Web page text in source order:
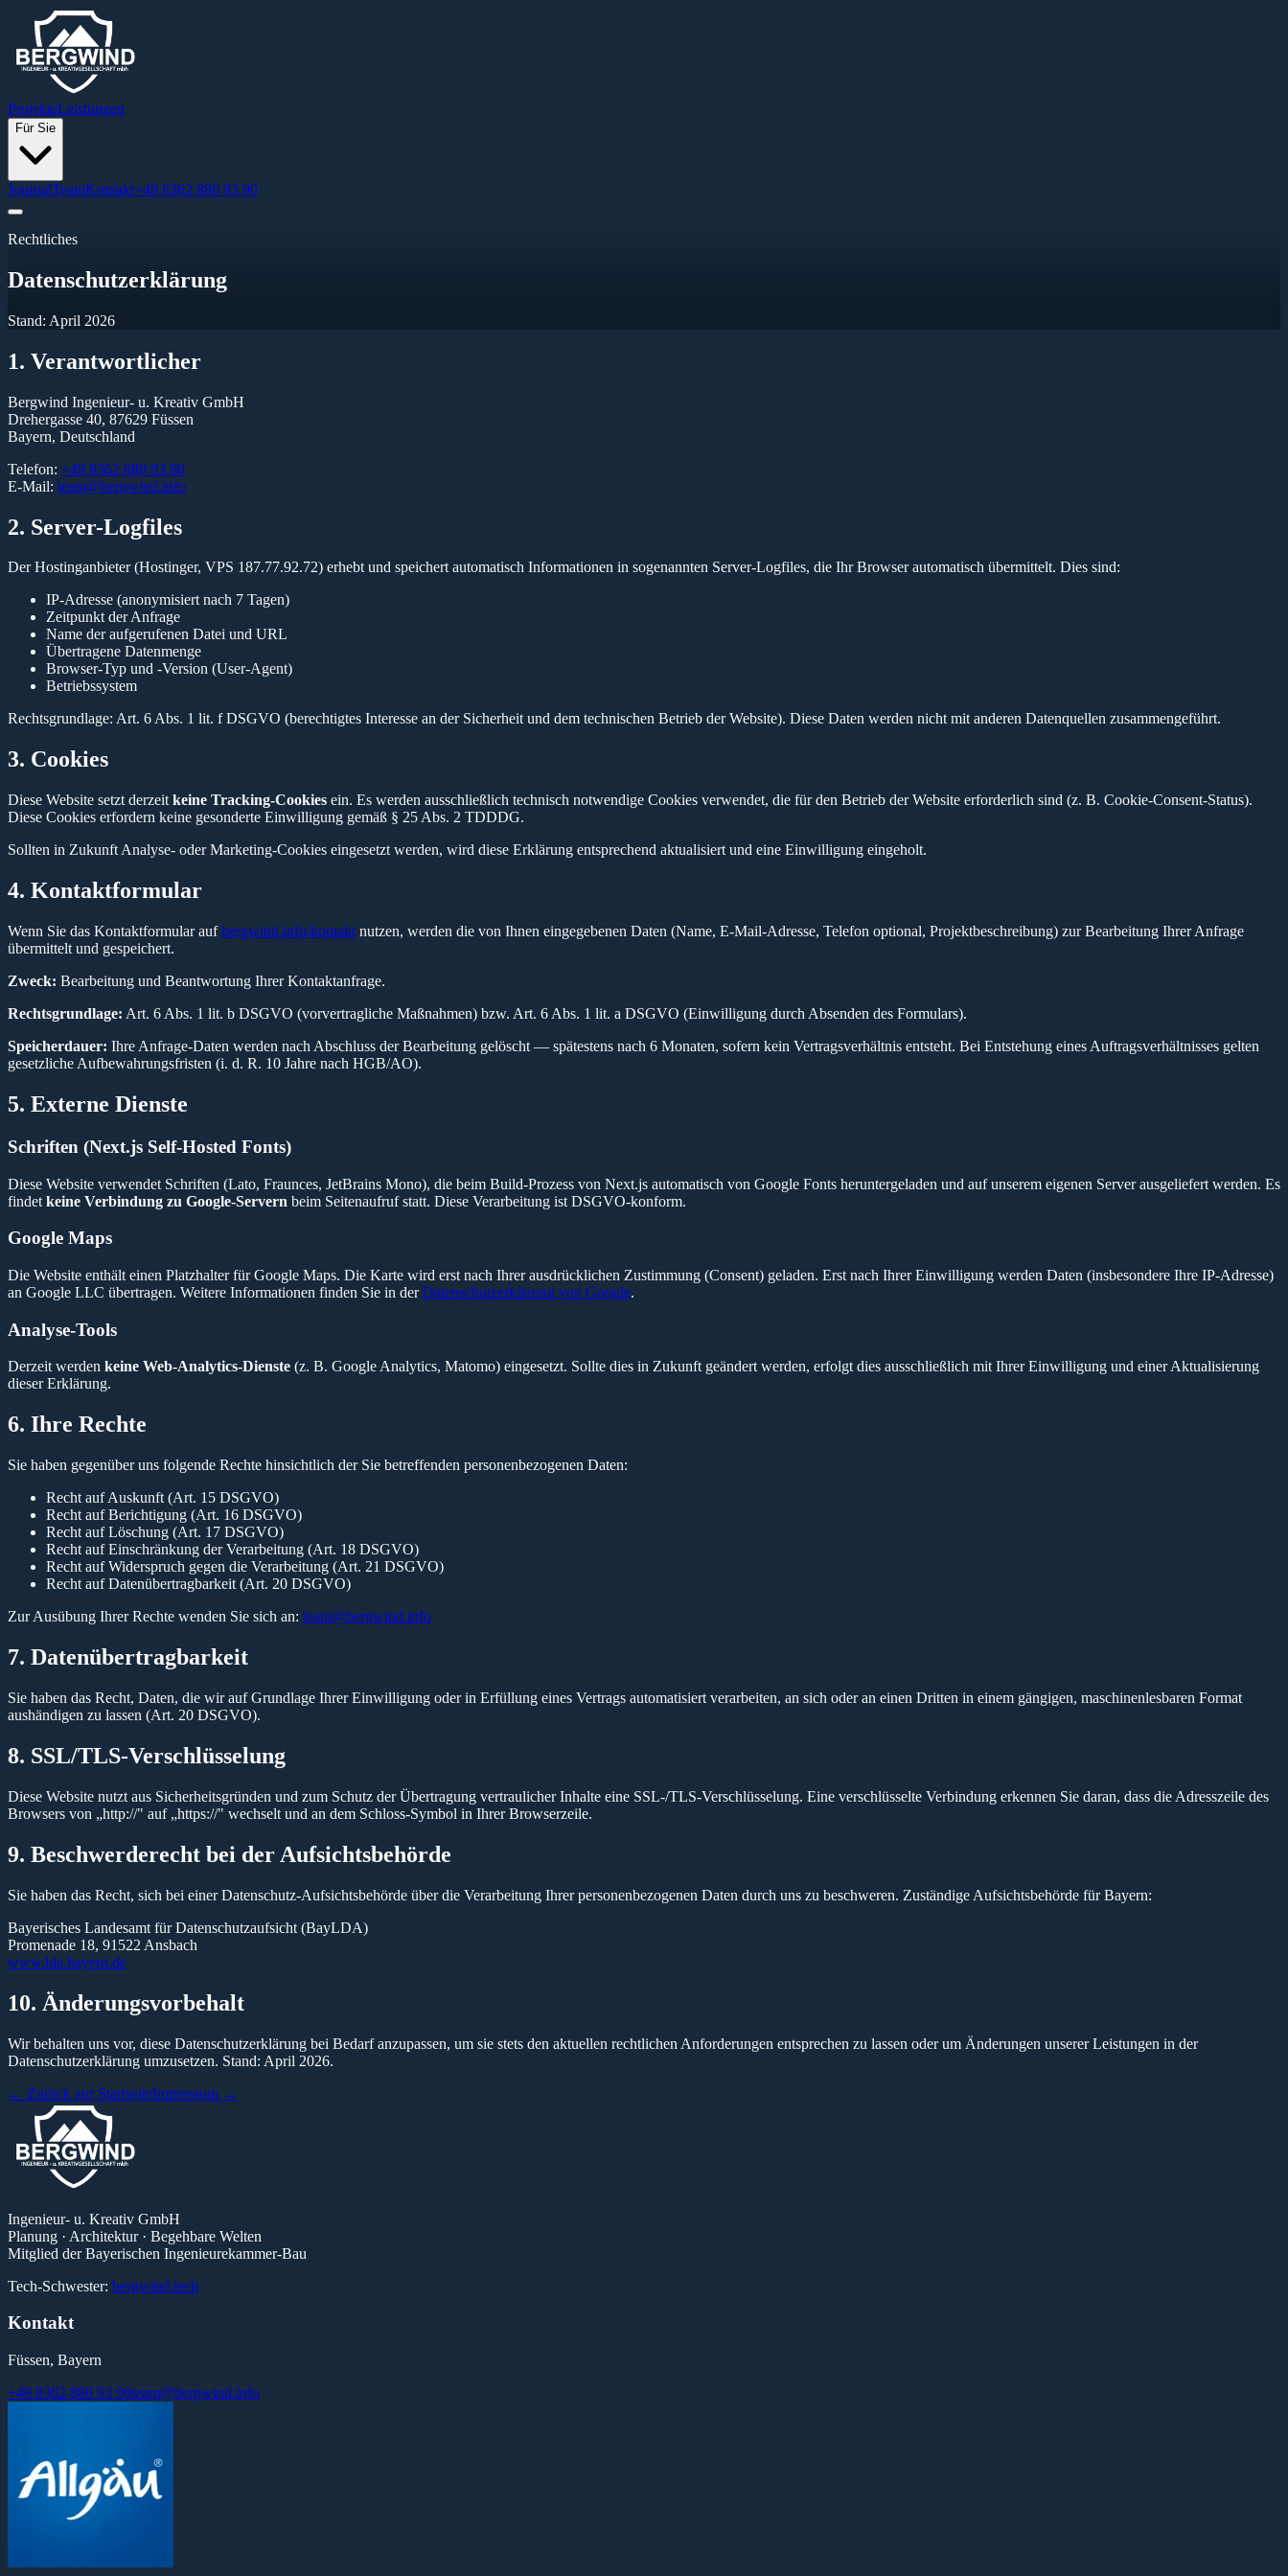
ProjekteLeistungen
Für Sie
JournalTeamKontakt+49 8362 880 93 90
Rechtliches
Datenschutzerklärung
Stand: April 2026
1. Verantwortlicher
Bergwind Ingenieur- u. Kreativ GmbH
Drehergasse 40, 87629 Füssen
Bayern, Deutschland
Telefon: +49 8362 880 93 90
E-Mail: team@bergwind.info
2. Server-Logfiles
Der Hostinganbieter (Hostinger, VPS 187.77.92.72) erhebt und speichert automatisch Informationen in sogenannten Server-Logfiles, die Ihr Browser automatisch übermittelt. Dies sind:
IP-Adresse (anonymisiert nach 7 Tagen)
Zeitpunkt der Anfrage
Name der aufgerufenen Datei und URL
Übertragene Datenmenge
Browser-Typ und -Version (User-Agent)
Betriebssystem
Rechtsgrundlage: Art. 6 Abs. 1 lit. f DSGVO (berechtigtes Interesse an der Sicherheit und dem technischen Betrieb der Website). Diese Daten werden nicht mit anderen Datenquellen zusammengeführt.
3. Cookies
Diese Website setzt derzeit keine Tracking-Cookies ein. Es werden ausschließlich technisch notwendige Cookies verwendet, die für den Betrieb der Website erforderlich sind (z. B. Cookie-Consent-Status).
Diese Cookies erfordern keine gesonderte Einwilligung gemäß § 25 Abs. 2 TDDDG.
Sollten in Zukunft Analyse- oder Marketing-Cookies eingesetzt werden, wird diese Erklärung entsprechend aktualisiert und eine Einwilligung eingeholt.
4. Kontaktformular
Wenn Sie das Kontaktformular auf bergwind.info/kontakt nutzen, werden die von Ihnen eingegebenen Daten (Name, E-Mail-Adresse, Telefon optional, Projektbeschreibung) zur Bearbeitung Ihrer Anfrage
übermittelt und gespeichert.
Zweck: Bearbeitung und Beantwortung Ihrer Kontaktanfrage.
Rechtsgrundlage: Art. 6 Abs. 1 lit. b DSGVO (vorvertragliche Maßnahmen) bzw. Art. 6 Abs. 1 lit. a DSGVO (Einwilligung durch Absenden des Formulars).
Speicherdauer: Ihre Anfrage-Daten werden nach Abschluss der Bearbeitung gelöscht — spätestens nach 6 Monaten, sofern kein Vertragsverhältnis entsteht. Bei Entstehung eines Auftragsverhältnisses gelten
gesetzliche Aufbewahrungsfristen (i. d. R. 10 Jahre nach HGB/AO).
5. Externe Dienste
Schriften (Next.js Self-Hosted Fonts)
Diese Website verwendet Schriften (Lato, Fraunces, JetBrains Mono), die beim Build-Prozess von Next.js automatisch von Google Fonts heruntergeladen und auf unserem eigenen Server ausgeliefert werden. Es
findet keine Verbindung zu Google-Servern beim Seitenaufruf statt. Diese Verarbeitung ist DSGVO-konform.
Google Maps
Die Website enthält einen Platzhalter für Google Maps. Die Karte wird erst nach Ihrer ausdrücklichen Zustimmung (Consent) geladen. Erst nach Ihrer Einwilligung werden Daten (insbesondere Ihre IP-Adresse)
an Google LLC übertragen. Weitere Informationen finden Sie in der Datenschutzerklärung von Google.
Analyse-Tools
Derzeit werden keine Web-Analytics-Dienste (z. B. Google Analytics, Matomo) eingesetzt. Sollte dies in Zukunft geändert werden, erfolgt dies ausschließlich mit Ihrer Einwilligung und einer Aktualisierung
dieser Erklärung.
6. Ihre Rechte
Sie haben gegenüber uns folgende Rechte hinsichtlich der Sie betreffenden personenbezogenen Daten:
Recht auf Auskunft (Art. 15 DSGVO)
Recht auf Berichtigung (Art. 16 DSGVO)
Recht auf Löschung (Art. 17 DSGVO)
Recht auf Einschränkung der Verarbeitung (Art. 18 DSGVO)
Recht auf Widerspruch gegen die Verarbeitung (Art. 21 DSGVO)
Recht auf Datenübertragbarkeit (Art. 20 DSGVO)
Zur Ausübung Ihrer Rechte wenden Sie sich an: team@bergwind.info
7. Datenübertragbarkeit
Sie haben das Recht, Daten, die wir auf Grundlage Ihrer Einwilligung oder in Erfüllung eines Vertrags automatisiert verarbeiten, an sich oder an einen Dritten in einem gängigen, maschinenlesbaren Format
aushändigen zu lassen (Art. 20 DSGVO).
8. SSL/TLS-Verschlüsselung
Diese Website nutzt aus Sicherheitsgründen und zum Schutz der Übertragung vertraulicher Inhalte eine SSL-/TLS-Verschlüsselung. Eine verschlüsselte Verbindung erkennen Sie daran, dass die Adresszeile des
Browsers von „http://" auf „https://" wechselt und an dem Schloss-Symbol in Ihrer Browserzeile.
9. Beschwerderecht bei der Aufsichtsbehörde
Sie haben das Recht, sich bei einer Datenschutz-Aufsichtsbehörde über die Verarbeitung Ihrer personenbezogenen Daten durch uns zu beschweren. Zuständige Aufsichtsbehörde für Bayern:
Bayerisches Landesamt für Datenschutzaufsicht (BayLDA)
Promenade 18, 91522 Ansbach
www.lda.bayern.de
10. Änderungsvorbehalt
Wir behalten uns vor, diese Datenschutzerklärung bei Bedarf anzupassen, um sie stets den aktuellen rechtlichen Anforderungen entsprechen zu lassen oder um Änderungen unserer Leistungen in der
Datenschutzerklärung umzusetzen. Stand: April 2026.
← Zurück zur StartseiteImpressum →
Ingenieur- u. Kreativ GmbH
Planung · Architektur · Begehbare Welten
Mitglied der Bayerischen Ingenieurekammer-Bau
Tech-Schwester: bergwind.tech
Kontakt
Füssen, Bayern
+49 8362 880 93 90team@bergwind.info